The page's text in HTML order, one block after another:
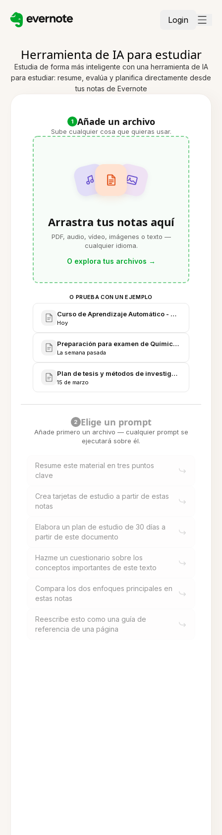
Login
Herramienta de IA para estudiar
Estudia de forma más inteligente con una herramienta de IA
para estudiar: resume, evalúa y planifica directamente desde
tus notas de Evernote
1 Añade un archivo
Sube cualquier cosa que quieras usar.
Arrastra tus notas aquí
PDF, audio, vídeo, imágenes o texto —
cualquier idioma.
O explora tus archivos →
O PRUEBA CON UN EJEMPLO
Curso de Aprendizaje Automático - Apuntes
Hoy
Preparación para examen de Química Orgánica -
La semana pasada
Plan de tesis y métodos de investigación -
15 de marzo
2 Elige un prompt
Añade primero un archivo — cualquier prompt se
ejecutará sobre él.
Resume este material en tres puntos
clave
Crea tarjetas de estudio a partir de estas
notas
Elabora un plan de estudio de 30 días a
partir de este documento
Hazme un cuestionario sobre los
conceptos importantes de este texto
Compara los dos enfoques principales en
estas notas
Reescribe esto como una guía de
referencia de una página